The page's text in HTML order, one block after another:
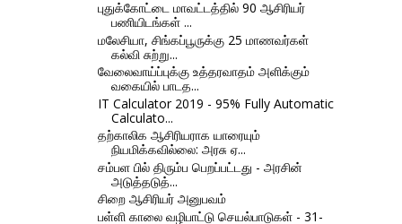
புதுக்கோட்டை மாவட்டத்தில் 90 ஆசிரியர்
பணியிடங்கள் ...
மலேசியா, சிங்கப்பூருக்கு 25 மாணவர்கள்
கல்வி சுற்று...
வேலைவாய்ப்புக்கு உத்தரவாதம் அளிக்கும்
வகையில் பாடத...
IT Calculator 2019 - 95% Fully Automatic
Calculato...
தற்காலிக ஆசிரியராக யாரையும்
நியமிக்கவில்லை: அரசு ஏ...
சம்பள பில் திரும்ப பெறப்பட்டது - அரசின்
அடுத்தடுத்...
சிறை ஆசிரியர் அனுபவம்
பள்ளி காலை வழிபாட்டு செயல்பாடுகள் - 31-